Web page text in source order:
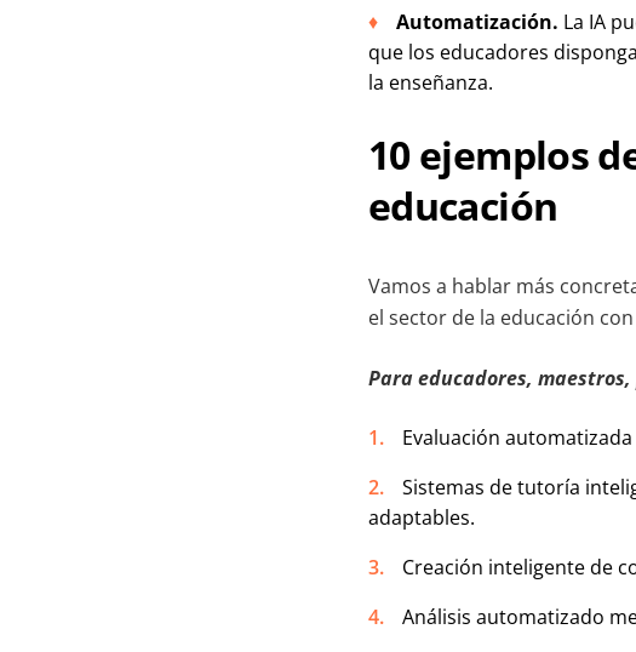
Automatización. La IA
que los educadores
la enseñanza.
10 ejemplos
educación
Vamos a hablar más
el sector de la educación
Para educadores,
Evaluación
Sistemas de tutoría
adaptables.
Creación inteligente de
Análisis automatizado